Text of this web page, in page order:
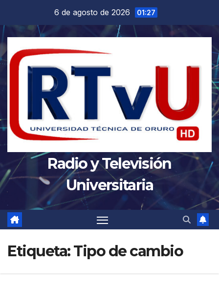
contenido
6 de agosto de 2026 01:27
Radio y Televisión
Universitaria
Etiqueta:Tipo de cambio